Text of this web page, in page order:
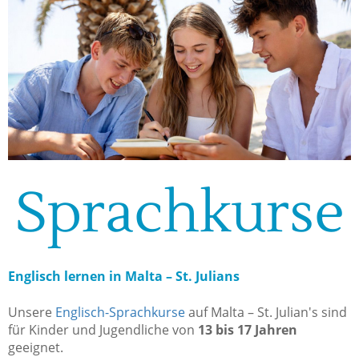
Sprachkurse
Englisch lernen in Malta – St. Julians
Unsere Englisch-Sprachkurseauf Malta – St. Julian's sind
für Kinder und Jugendliche von 13 bis 17 Jahren
geeignet.